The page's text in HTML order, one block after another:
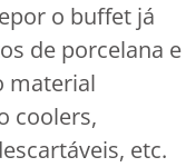
o buffet já
de porcelana e
material
coolers,
etc.